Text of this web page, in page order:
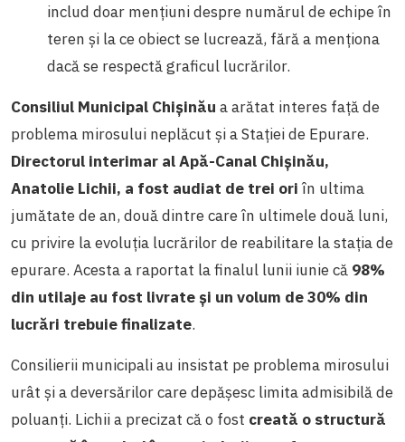
includ doar mențiuni despre numărul de echipe în
teren și la ce obiect se lucrează, fără a menționa
dacă se respectă graficul lucrărilor.
Consiliul Municipal Chișinău a arătat interes față de
problema mirosului neplăcut și a Stației de Epurare.
Directorul interimar al Apă-Canal Chișinău,
Anatolie Lichii, a fost audiat de trei oriîn ultima
jumătate de an, două dintre care în ultimele două luni,
cu privire la evoluția lucrărilor de reabilitare la stația de
epurare. Acesta a raportat la finalul lunii iunie că 98%
din utilaje au fost livrate și un volum de 30% din
lucrări trebuie finalizate.
Consilierii municipali au insistat pe problema mirosului
urât și a deversărilor care depășesc limita admisibilă de
poluanți. Lichii a precizat că o fost creată o structură